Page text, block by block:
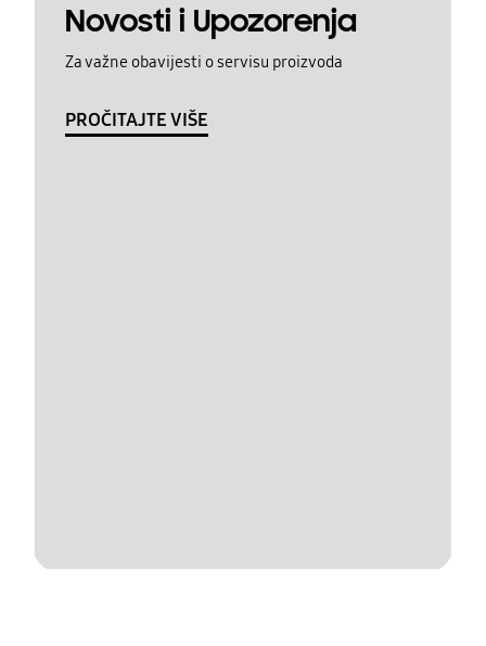
Novosti i Upozorenja
Za važne obavijesti o servisu proizvoda
PROČITAJTE VIŠE